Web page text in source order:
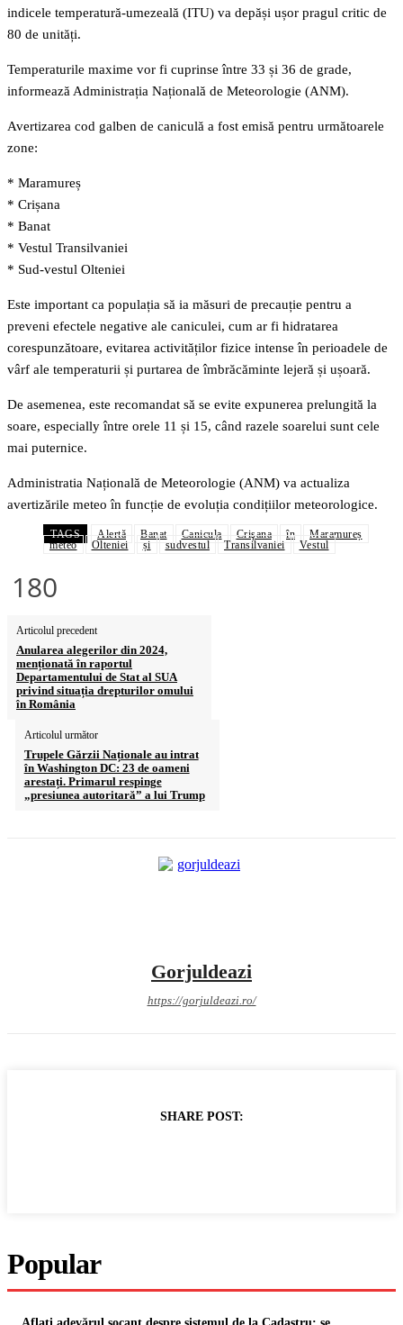
indicele temperatură-umezeală (ITU) va depăși ușor pragul critic de
80 de unități.
Temperaturile maxime vor fi cuprinse între 33 și 36 de grade,
informează Administrația Națională de Meteorologie (ANM).
Avertizarea cod galben de caniculă a fost emisă pentru următoarele
zone:
* Maramureș
* Crișana
* Banat
* Vestul Transilvaniei
* Sud-vestul Olteniei
Este important ca populația să ia măsuri de precauție pentru a
preveni efectele negative ale caniculei, cum ar fi hidratarea
corespunzătoare, evitarea activităților fizice intense în perioadele de
vârf ale temperaturii și purtarea de îmbrăcăminte lejeră și ușoară.
De asemenea, este recomandat să se evite expunerea prelungită la
soare, especially între orele 11 și 15, când razele soarelui sunt cele
mai puternice.
Administratia Națională de Meteorologie (ANM) va actualiza
avertizările meteo în funcție de evoluția condițiilor meteorologice.
TAGS Alertă Banat Canicula Crişana în
Maramureș
meteo
Olteniei și sudvestul Transilvaniei Vestul
180
Articolul precedent
Anularea alegerilor din 2024,
menționată în raportul
Departamentului de Stat al SUA
privind situația drepturilor omului
în România
Articolul următor
Trupele Gărzii Naționale au intrat
în Washington DC: 23 de oameni
arestați. Primarul respinge
„presiunea autoritară” a lui Trump
Gorjuldeazi
https://gorjuldeazi.ro/
SHARE POST:
Popular